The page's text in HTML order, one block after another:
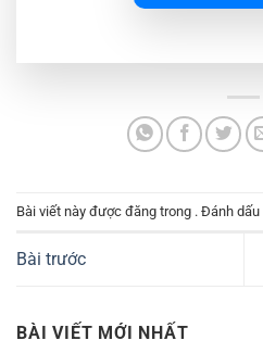
Bài viết này được đăng trong . Đánh dấu
Bài trước
BÀI VIẾT MỚI NHẤT